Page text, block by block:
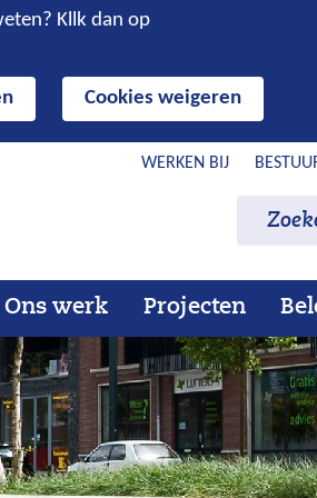
Kllk dan op
Cookies weigeren
WERKEN BIJ
e
k
e
n
Zoeken
Ons werk
werk
Projecten